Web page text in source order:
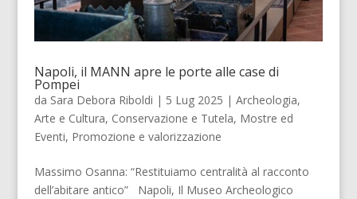
Napoli, il MANN apre le porte alle case di
Pompei
da Sara Debora Riboldi | 5 Lug 2025 | Archeologia,
Arte e Cultura, Conservazione e Tutela, Mostre ed
Eventi, Promozione e valorizzazione
Massimo Osanna: “Restituiamo centralità al racconto
dell’abitare antico” Napoli, Il Museo Archeologico